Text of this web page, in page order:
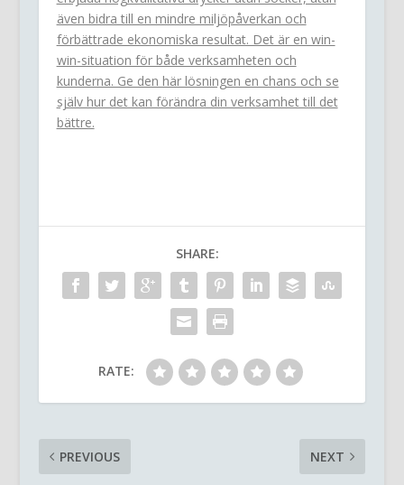
även bidra till en mindre miljöpåverkan och
förbättrade ekonomiska resultat. Det är en win-
win-situation för både verksamheten och
kunderna. Ge den här lösningen en chans och se
själv hur det kan förändra din verksamhet till det
bättre.
SHARE:
RATE:
PREVIOUS NEXT